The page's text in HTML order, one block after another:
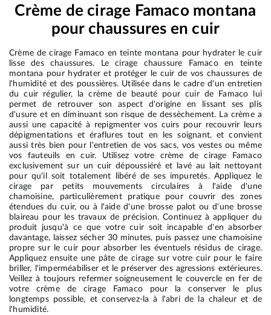
Crème de cirage Famaco montana
pour chaussures en cuir
Crème de cirage Famaco en teinte montana pour hydrater le cuir
lisse des chaussures. Le cirage chaussure Famaco en teinte
montana pour hydrater et protéger le cuir de vos chaussures de
l'humidité et des poussières. Utilisée dans le cadre d'un entretien
du cuir régulier, la crème de beauté pour cuir de Famaco lui
permet de retrouver son aspect d'origine en lissant ses plis
d'usure et en diminuant son risque de dessèchement. La crème a
aussi une capacité à repigmenter vos cuirs pour recouvrir leurs
dépigmentations et éraflures tout en les soignant, et convient
aussi très bien pour l'entretien de vos sacs, vos vestes ou même
vos fauteuils en cuir. Utilisez votre crème de cirage Famaco
exclusivement sur un cuir dépoussiéré et lavé au lait nettoyant
pour qu'il soit totalement libéré de ses impuretés. Appliquez le
cirage par petits mouvements circulaires à l'aide d'une
chamoisine, particulièrement pratique pour couvrir des zones
étendues du cuir, ou à l'aide d'une brosse palot ou d'une brosse
blaireau pour les travaux de précision. Continuez à appliquer du
produit jusqu'à ce que votre cuir soit incapable d'en absorber
davantage, laissez sécher 30 minutes, puis passez une chamoisine
propre sur le cuir pour absorber les éventuels résidus de cirage.
Appliquez ensuite une pâte de cirage sur votre cuir pour le faire
briller, l'imperméabiliser et le préserver des agressions extérieures.
Veillez à toujours refermer soigneusement le couvercle en fer de
votre crème de cirage Famaco pour la conserver le plus
longtemps possible, et conservez-la à l'abri de la chaleur et de
l'humidité.